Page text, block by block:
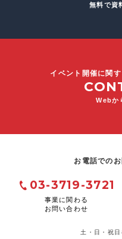
無料で資
イベント開催に関
Webか
お電話での
03-3719-3721
事業に関わる
お問い合わせ
土・日・祝